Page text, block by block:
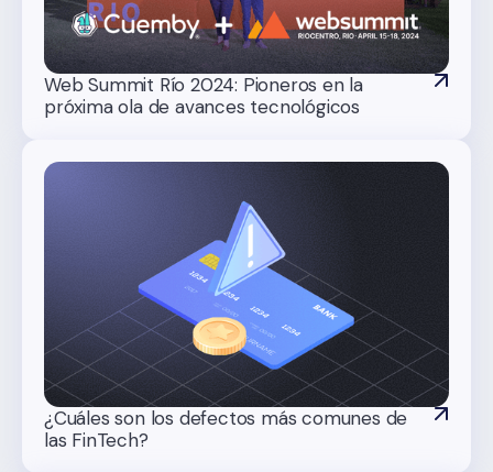
Web Summit Río 2024: Pioneros en la
próxima ola de avances tecnológicos
¿Cuáles son los defectos más comunes de
las FinTech?